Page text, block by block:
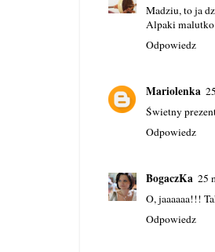
Madziu, to ja
Alpaki malutko
Odpowiedz
Mariolenka
Świetny
Odpowiedz
BogaczKa 25
O, jaaaaaa!!!
Odpowiedz